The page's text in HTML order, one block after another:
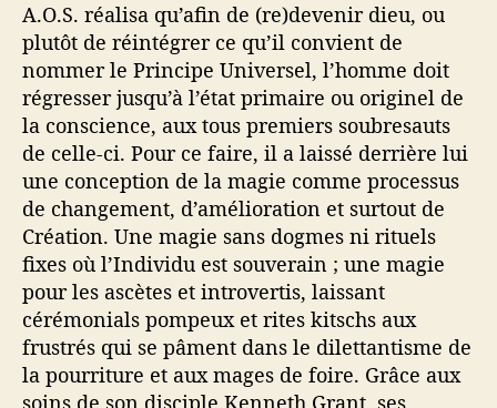
A.O.S. réalisa qu’afin de (re)devenir dieu, ou
plutôt de réintégrer ce qu’il convient de
nommer le Principe Universel, l’homme doit
régresser jusqu’à l’état primaire ou originel de
la conscience, aux tous premiers soubresauts
de celle-ci. Pour ce faire, il a laissé derrière lui
une conception de la magie comme processus
de changement, d’amélioration et surtout de
Création. Une magie sans dogmes ni rituels
fixes où l’Individu est souverain ; une magie
pour les ascètes et introvertis, laissant
cérémonials pompeux et rites kitschs aux
frustrés qui se pâment dans le dilettantisme de
la pourriture et aux mages de foire. Grâce aux
soins de son disciple Kenneth Grant, ses